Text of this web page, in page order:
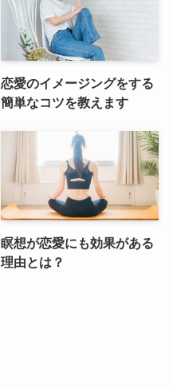
恋愛のイメージングをする
簡単なコツを教えます
瞑想が恋愛にも効果がある
理由とは？